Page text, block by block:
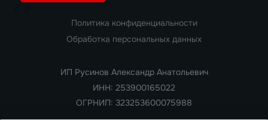
Политика конфиденциальности
Обработка персональных данных
ИП Русинов Александр Анатольевич
ИНН: 253900165022
ОГРНИП: 323253600075988